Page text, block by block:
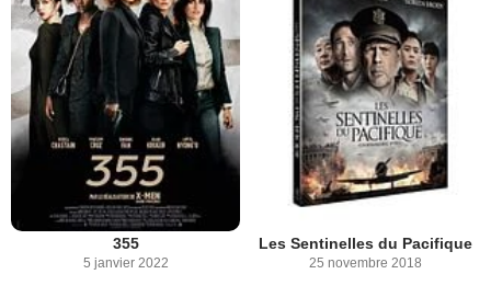
355
5 janvier 2022
Les Sentinelles du Pacifique
25 novembre 2018